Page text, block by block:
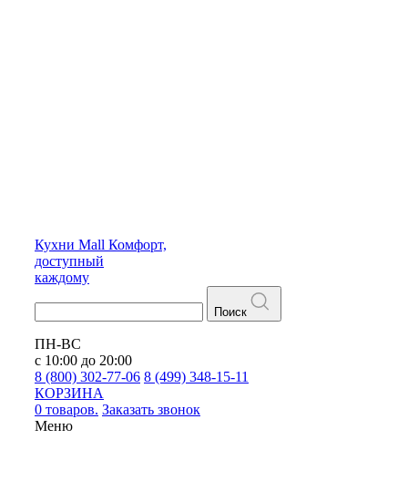
Кухни Mall Комфорт,
доступный
каждому
Поиск
ПН-ВС
с 10:00 до 20:00
8 (800) 302-77-06 8 (499) 348-15-11
КОРЗИНА
0 товаров. Заказать звонок
Меню